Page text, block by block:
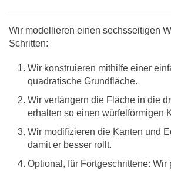
Wir modellieren einen sechsseitigen
Schritten:
Wir konstruieren mithilfe einer
quadratische Grundfläche.
Wir verlängern die Fläche in die
erhalten so einen würfelförmigen
Wir modifizieren die Kanten und
damit er besser rollt.
Optional, für Fortgeschrittene: Wir